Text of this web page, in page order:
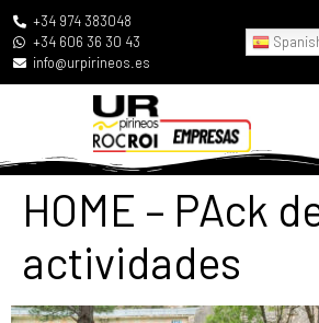
+34 974 383048
+34 606 36 30 43
info@urpirineos.es
HOME – PAck
actividades